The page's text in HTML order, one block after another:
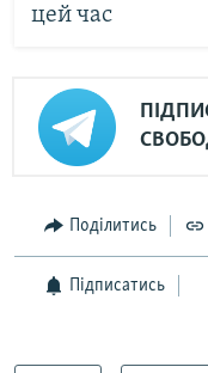
цей час
Поділитись
Підписатись